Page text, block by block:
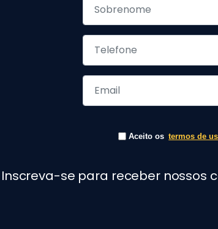
Aceito os termos de
Inscreva-se para receber nossos